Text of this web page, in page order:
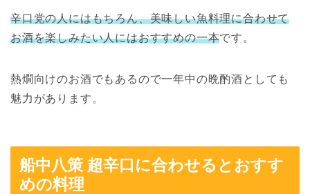
辛口党の人にはもちろん、美味しい魚料理に合わせて
お酒を楽しみたい人にはおすすめの一本です。
熱燗向けのお酒でもあるので一年中の晩酌酒としても
魅力があります。
船中八策 超辛口に合わせるとおすす
めの料理